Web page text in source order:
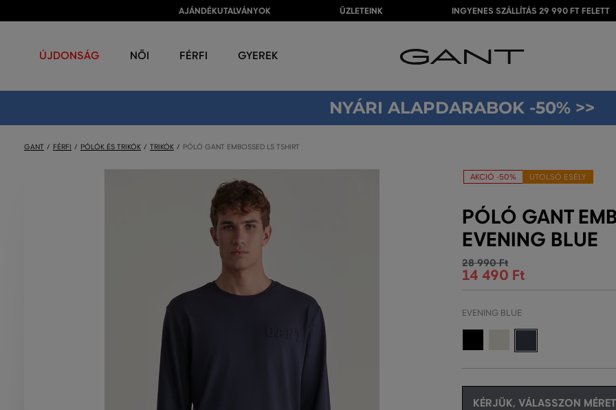
AJÁNDÉKUTALVÁNYOK ÜZLETEINK INGYENES SZÁLLÍTÁS 29 990 FT FELETT
ÚJDONSÁG NŐI FÉRFI GYEREK
NYÁRI ALAPDARABOK -50% >>
GANT FÉRFI PÓLÓK ÉS TRIKÓK TRIKÓK PÓLÓ GANT EMBOSSED LS TSHIRT
AKCIÓ -50% UTOLSÓ ESÉLY
PÓLÓ GANT
EVENING BLUE
28 990 Ft
14 490 Ft
EVENING BLUE
KÉRJÜK, VÁLASSZON